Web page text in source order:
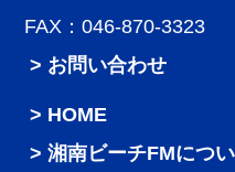
FAX：046-870-3323
> お問い合わせ
HOME
湘南ビーチFMにつ